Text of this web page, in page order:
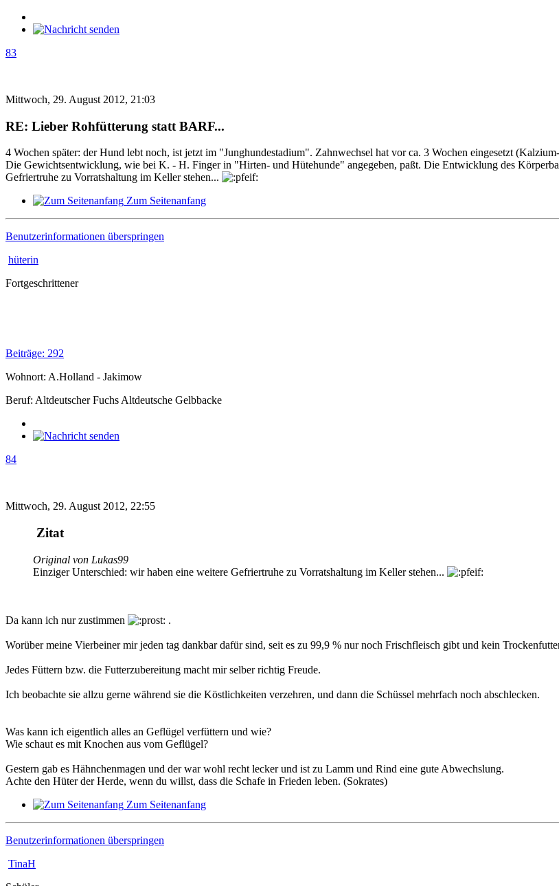
83
Mittwoch, 29. August 2012, 21:03
RE: Lieber Rohfütterung statt BARF...
4 Wochen später: der Hund lebt noch, ist jetzt im "Junghundestadium". Zahnwechsel hat vor ca. 3 Wochen eingesetzt
Die Gewichtsentwicklung, wie bei K. - H. Finger in "Hirten- und Hütehunde" angegeben, paßt. Die Entwicklung des
Gefriertruhe zu Vorratshaltung im Keller stehen...
Zum Seitenanfang
Benutzerinformationen überspringen
hüterin
Fortgeschrittener
Beiträge: 292
Wohnort: A.Holland - Jakimow
Beruf: Altdeutscher Fuchs Altdeutsche Gelbbacke
84
Mittwoch, 29. August 2012, 22:55
Zitat
Original von Lukas99
Einziger Unterschied: wir haben eine weitere Gefriertruhe zu Vorratshaltung im Keller stehen...
Da kann ich nur zustimmen .
Worüber meine Vierbeiner mir jeden tag dankbar dafür sind, seit es zu 99,9 % nur noch Frischfleisch gibt und kein
Jedes Füttern bzw. die Futterzubereitung macht mir selber richtig Freude.
Ich beobachte sie allzu gerne während sie die Köstlichkeiten verzehren, und dann die Schüssel mehrfach noch abschlecken.
Was kann ich eigentlich alles an Geflügel verfüttern und wie?
Wie schaut es mit Knochen aus vom Geflügel?
Gestern gab es Hähnchenmagen und der war wohl recht lecker und ist zu Lamm und Rind eine gute Abwechslung.
Achte den Hüter der Herde, wenn du willst, dass die Schafe in Frieden leben. (Sokrates)
Zum Seitenanfang
Benutzerinformationen überspringen
TinaH